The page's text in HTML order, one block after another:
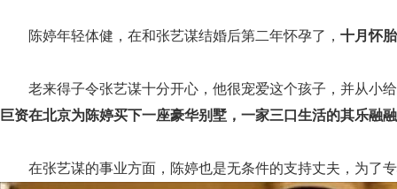
陈婷年轻体健，在和张艺谋结婚后第二年怀孕了， 十月怀
老来得子令张艺谋十分开心，他很宠爱这个孩子，并从小
巨资在北京为陈婷买下一座豪华别墅，一家三口生活的其乐融
在张艺谋的事业方面，陈婷也是无条件的支持丈夫，为了